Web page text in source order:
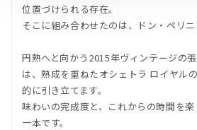
位置づけられる存在。
そこに組み合わせたのは、ドン・ペリニ
円熟へと向かう2015年ヴィンテージの
は、熟成を重ねたオシェトラ ロイヤル
的に引き立てます。
味わいの完成度と、これからの時間を
一本です。